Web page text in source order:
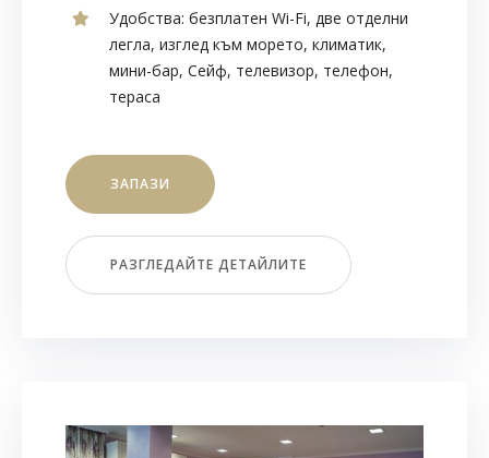
Удобства: безплатен Wi-Fi, две отделни
легла, изглед към морето, климатик,
мини-бар, Сейф, телевизор, телефон,
тераса
ЗАПАЗИ
РАЗГЛЕДАЙТЕ ДЕТАЙЛИТЕ